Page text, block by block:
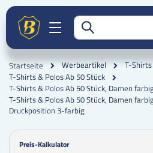
Startseite Werbeartikel
T-
T-Shirts & Polos Ab 50 Stück
T-Shirts & Polos Ab 50 Stück, Damen
T-Shirts & Polos Ab 50 Stück, Damen
Druckposition 3-farbig
Preis-Kalkulator